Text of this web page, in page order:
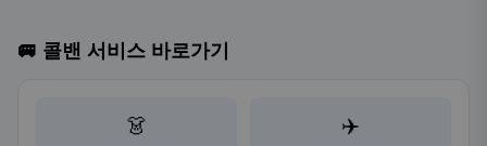
🚐 콜밴 서비스 바로가기
👗 ✈️